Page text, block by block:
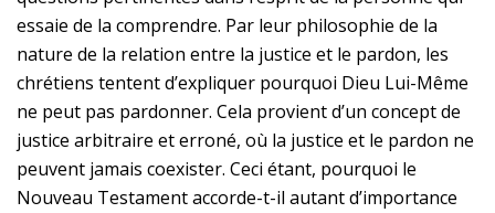
essaie de la comprendre. Par leur philosophie de la
nature de la relation entre la justice et le pardon, les
chrétiens tentent d’expliquer pourquoi Dieu Lui-Même
ne peut pas pardonner. Cela provient d’un concept de
justice arbitraire et erroné, où la justice et le pardon ne
peuvent jamais coexister. Ceci étant, pourquoi le
Nouveau Testament accorde-t-il autant d’importance